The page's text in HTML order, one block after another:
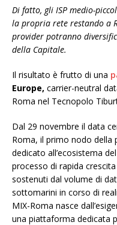
Di fatto, gli ISP medio-
la propria rete restando a
provider potranno
della Capitale.
Il risultato è frutto di una
Europe, carrier-neutral
Roma nel Tecnopolo
Dal 29 novembre il data
Roma, il primo nodo della
dedicato all’ecosistema
processo di rapida
sostenuti dal volume di
sottomarini in corso di
MIX-Roma nasce
una piattaforma dedicata